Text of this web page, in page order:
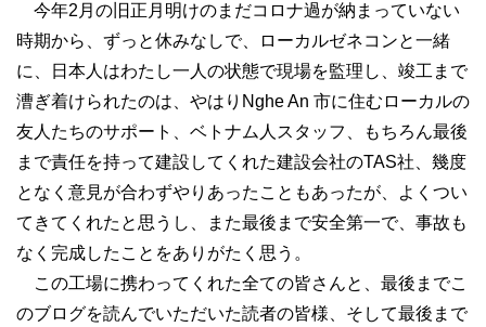
今年2月の旧正月明けのまだコロナ過が納まっていない
時期から、ずっと休みなしで、ローカルゼネコンと一緒
に、日本人はわたし一人の状態で現場を監理し、竣工まで
漕ぎ着けられたのは、やはりNghe An 市に住むローカルの
友人たちのサポート、ベトナム人スタッフ、もちろん最後
まで責任を持って建設してくれた建設会社のTAS社、幾度
となく意見が合わずやりあったこともあったが、よくつい
てきてくれたと思うし、また最後まで安全第一で、事故も
なく完成したことをありがたく思う。
この工場に携わってくれた全ての皆さんと、最後までこ
のブログを読んでいただいた読者の皆様、そして最後まで